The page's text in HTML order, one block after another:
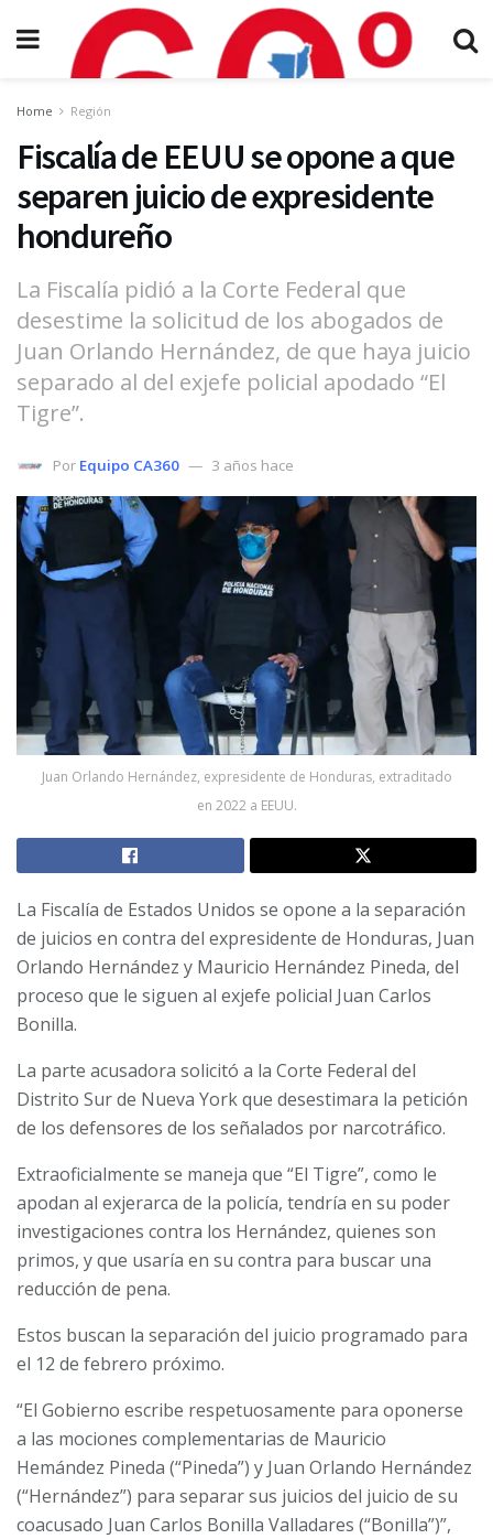
Home Región
Fiscalía de EEUU se opone a que
separen juicio de expresidente
hondureño
La Fiscalía pidió a la Corte Federal que
desestime la solicitud de los abogados de
Juan Orlando Hernández, de que haya juicio
separado al del exjefe policial apodado “El
Tigre”.
Por Equipo CA360 3 años hace
Juan Orlando Hernández, expresidente de Honduras, extraditado
en 2022 a EEUU.
La Fiscalía de Estados Unidos se opone a la separación
de juicios en contra del expresidente de Honduras, Juan
Orlando Hernández y Mauricio Hernández Pineda, del
proceso que le siguen al exjefe policial Juan Carlos
Bonilla.
La parte acusadora solicitó a la Corte Federal del
Distrito Sur de Nueva York que desestimara la petición
de los defensores de los señalados por narcotráfico.
Extraoficialmente se maneja que “El Tigre”, como le
apodan al exjerarca de la policía, tendría en su poder
investigaciones contra los Hernández, quienes son
primos, y que usaría en su contra para buscar una
reducción de pena.
Estos buscan la separación del juicio programado para
el 12 de febrero próximo.
“El Gobierno escribe respetuosamente para oponerse
a las mociones complementarias de Mauricio
Hemández Pineda (“Pineda”) y Juan Orlando Hernández
(“Hernández”) para separar sus juicios del juicio de su
coacusado Juan Carlos Bonilla Valladares (“Bonilla”)”,